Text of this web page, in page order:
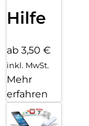
Hilfe
ab 3,50 €
inkl. MwSt.
Mehr
erfahren